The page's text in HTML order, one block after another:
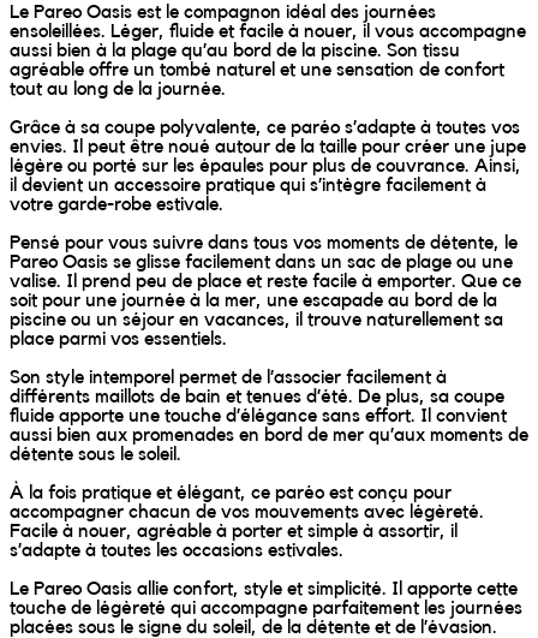
Le Pareo Oasis est le compagnon idéal des journées
ensoleillées. Léger, fluide et facile à nouer, il vous accompagne
aussi bien à la plage qu’au bord de la piscine. Son tissu
agréable offre un tombé naturel et une sensation de confort
tout au long de la journée.
Grâce à sa coupe polyvalente, ce paréo s’adapte à toutes vos
envies. Il peut être noué autour de la taille pour créer une jupe
légère ou porté sur les épaules pour plus de couvrance. Ainsi,
il devient un accessoire pratique qui s’intègre facilement à
votre garde-robe estivale.
Pensé pour vous suivre dans tous vos moments de détente, le
Pareo Oasis se glisse facilement dans un sac de plage ou une
valise. Il prend peu de place et reste facile à emporter. Que ce
soit pour une journée à la mer, une escapade au bord de la
piscine ou un séjour en vacances, il trouve naturellement sa
place parmi vos essentiels.
Son style intemporel permet de l’associer facilement à
différents maillots de bain et tenues d’été. De plus, sa coupe
fluide apporte une touche d’élégance sans effort. Il convient
aussi bien aux promenades en bord de mer qu’aux moments de
détente sous le soleil.
À la fois pratique et élégant, ce paréo est conçu pour
accompagner chacun de vos mouvements avec légèreté.
Facile à nouer, agréable à porter et simple à assortir, il
s’adapte à toutes les occasions estivales.
Le Pareo Oasis allie confort, style et simplicité. Il apporte cette
touche de légèreté qui accompagne parfaitement les journées
placées sous le signe du soleil, de la détente et de l’évasion.
The Octopus
Timimi
Timo
Vizavi
Wally Plush Toys
Zimaz Kreol
ZOLA by Estelle
Les Inédites